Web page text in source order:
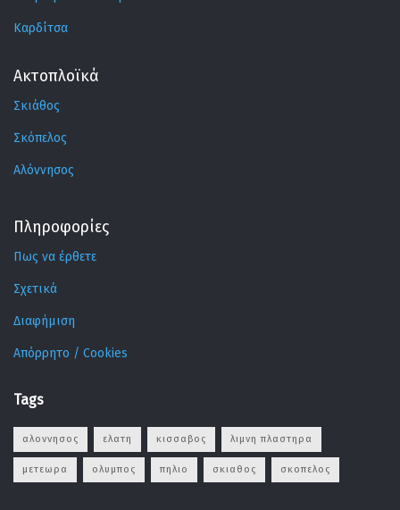
Καρδίτσα
Ακτοπλοϊκά
Σκιάθος
Σκόπελος
Αλόννησος
Πληροφορίες
Πως να έρθετε
Σχετικά
Διαφήμιση
Απόρρητο / Cookies
Tags
αλοννησος ελατη κισσαβος λιμνη πλαστηρα
μετεωρα ολυμπος πηλιο σκιαθος σκοπελος